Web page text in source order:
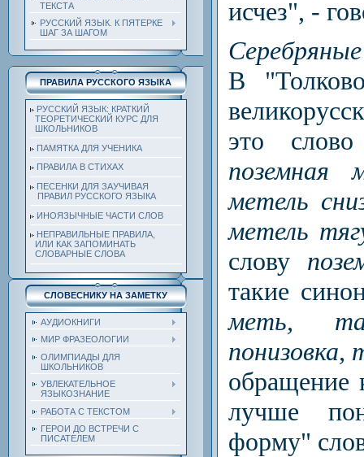
ТЕКСТА
РУССКИЙ ЯЗЫК. К ПЯТЕРКЕ
ШАГ ЗА ШАГОМ
ПРАВИЛА РУССКОГО ЯЗЫКА
РУССКИЙ ЯЗЫК: КРАТКИЙ
ТЕОРЕТИЧЕСКИЙ КУРС ДЛЯ
ШКОЛЬНИКОВ
ПАМЯТКА ДЛЯ УЧЕНИКА
ПРАВИЛА В СТИХАХ
ПЕСЕНКИ ДЛЯ ЗАУЧИВАЯ
ПРАВИЛ РУССКОГО ЯЗЫКА
ИНОЯЗЫЧНЫЕ ЧАСТИ СЛОВ
НЕПРАВИЛЬНЫЕ ПРАВИЛА,
ИЛИ КАК ЗАПОМИНАТЬ
СЛОВАРНЫЕ СЛОВА
СЛОВЕСНИКУ НА ЗАМЕТКУ
АУДИОКНИГИ
МИР ФРАЗЕОЛОГИИ
ОЛИМПИАДЫ ДЛЯ
ШКОЛЬНИКОВ
УВЛЕКАТЕЛЬНОЕ
ЯЗЫКОЗНАНИЕ
РАБОТА С ТЕКСТОМ
ГЕРОИ ДО ВСТРЕЧИ С
ПИСАТЕЛЕМ
исчез", -
В
это слово
поземная
метель
метель
слову
такие
меть,
понизовка,
обращение
лучше
форму"